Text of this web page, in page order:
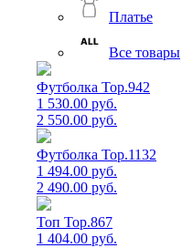
Платье
Все товары
Футболка Top.942
1 530.00 руб.
2 550.00 руб.
Футболка Top.1132
1 494.00 руб.
2 490.00 руб.
Топ Top.867
1 404.00 руб.